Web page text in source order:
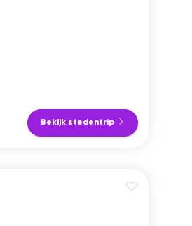
Bekijk stedentrip